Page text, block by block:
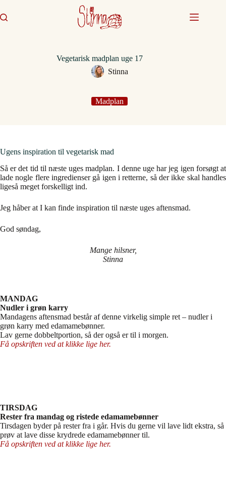
til
indhold
Vegetarisk madplan uge 17
Stinna
Madplan
Ugens inspiration til vegetarisk mad
Så er det tid til næste uges madplan. I denne uge har jeg igen forsøgt at
lade nogle flere ingredienser gå igen i retterne, så der ikke skal handles
ligeså meget forskelligt ind.
Jeg håber at I kan finde inspiration til næste uges aftensmad.
God søndag,
Mange hilsner,
Stinna
MANDAG
Nudler i grøn karry
Mandagens aftensmad består af denne virkelig simple ret – nudler i
grøn karry med edamamebønner.
Lav gerne dobbeltportion, så der også er til i morgen.
Få opskriften ved at klikke lige her.
TIRSDAG
Rester fra mandag og ristede edamamebønner
Tirsdagen byder på rester fra i går. Hvis du gerne vil lave lidt ekstra, så
prøv at lave disse krydrede edamamebønner til.
Få opskriften ved at klikke lige her.